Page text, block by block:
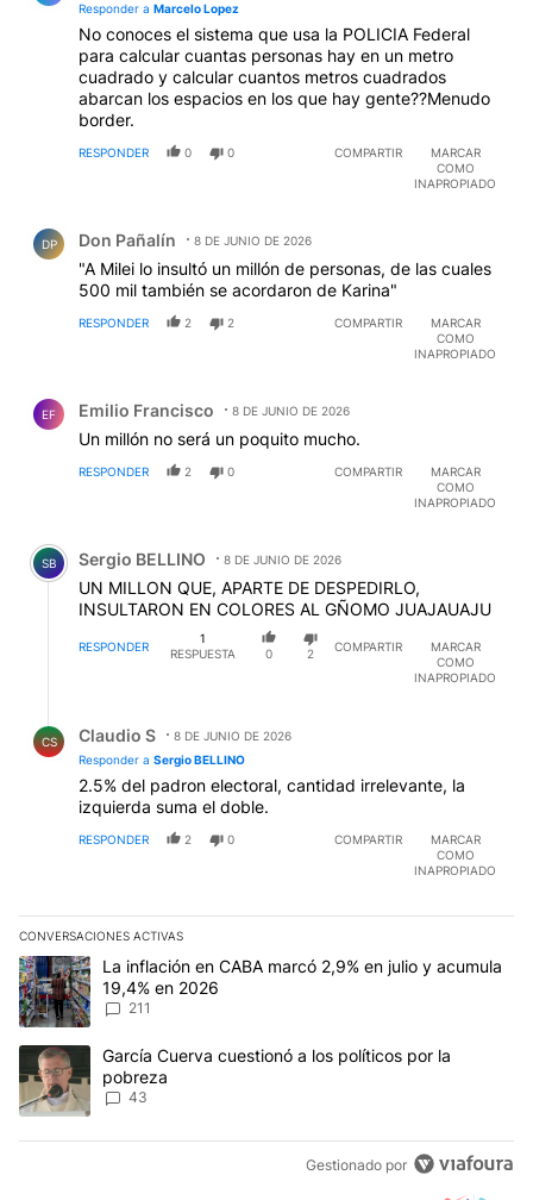
Responder a Marcelo Lopez
No conoces el sistema que usa la POLICIA Federal
para calcular cuantas personas hay en un metro
cuadrado y calcular cuantos metros cuadrados
abarcan los espacios en los que hay gente??Menudo
border.
RESPONDER 0 0 COMPARTIR
MARCAR
COMO
INAPROPIADO
DP Don Pañalín 8 DE JUNIO DE 2026
"A Milei lo insultó un millón de personas, de las cuales
500 mil también se acordaron de Karina"
RESPONDER 2 2 COMPARTIR
MARCAR
COMO
INAPROPIADO
EF Emilio Francisco 8 DE JUNIO DE 2026
Un millón no será un poquito mucho.
RESPONDER 2 0 COMPARTIR
MARCAR
COMO
INAPROPIADO
Comentario de Sergio BELLINO.
SB Sergio BELLINO 8 DE JUNIO DE 2026
UN MILLON QUE, APARTE DE DESPEDIRLO,
INSULTARON EN COLORES AL GÑOMO JUAJAUAJU
RESPONDER
1
RESPUESTA
0 2
COMPARTIR
MARCAR
COMO
INAPROPIADO
CS Claudio S
8 DE JUNIO DE 2026
Responder a Sergio BELLINO
2.5% del padron electoral, cantidad irrelevante, la
izquierda suma el doble.
RESPONDER 2 0 COMPARTIR
MARCAR
COMO
INAPROPIADO
CONVERSACIONES ACTIVAS
Este listado muestra los artículos con más comentarios en los
Un artículo de tendencia con el título "La inflación en CABA
La inflación en CABA marcó 2,9% en julio y acumula
19,4% en 2026
211
Un artículo de tendencia con el título "García Cuerva cuestionó
García Cuerva cuestionó a los políticos por la
pobreza
43
Gestionado por